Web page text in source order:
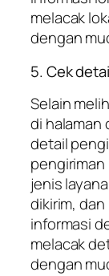
melacak
dengan
5. Cek
Selain
di halaman
detail
jenis
dikirim,
informasi
melacak
dengan